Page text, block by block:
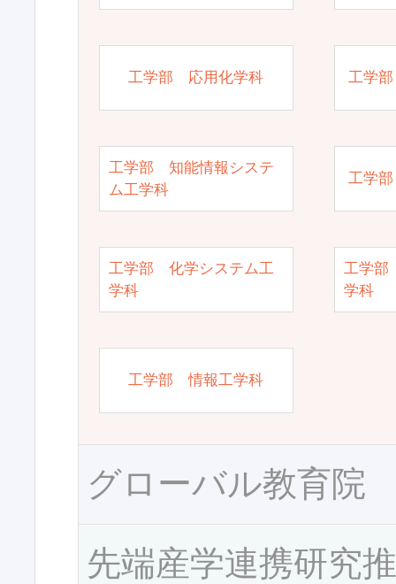
工学部 応用化学科 工学
工学部 知能情報システ
ム工学科
工学
工学部 化学システム工
学科
工学部
学科
工学部 情報工学科
グローバル教育院
先端産学連携研究